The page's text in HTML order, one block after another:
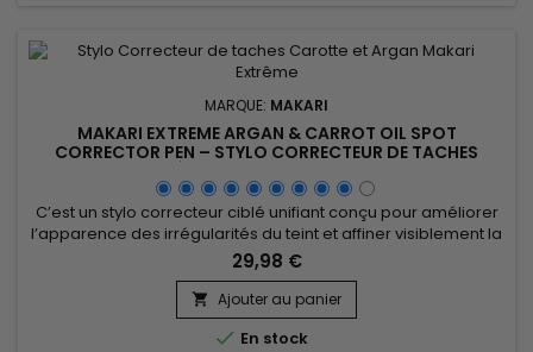
MARQUE: MAKARI
MAKARI EXTREME ARGAN & CARROT OIL SPOT
CORRECTOR PEN – STYLO CORRECTEUR DE TACHES
C’est un stylo correcteur ciblé unifiant conçu pour améliorer
l’apparence des irrégularités du teint et affiner visiblement la
peau. Extreme Argan & Carrot Oil Spot Corrector Pen associe
l’huile d’argan, l’huile de carotte, la vitamine E, l’acide
ascorbique et la vitamine A. Cette synergie aide à nourrir,
lisser et améliorer l’uniformité de la...
29,98 €
 Ajouter au panier
 En stock